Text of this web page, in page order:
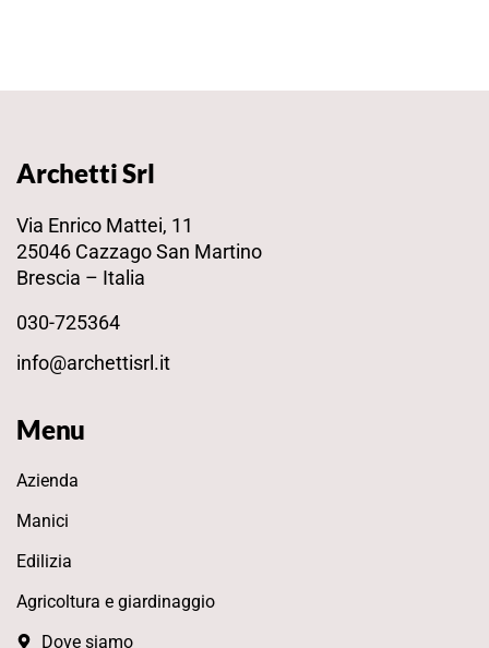
Archetti Srl
Via Enrico Mattei, 11
25046 Cazzago San Martino
Brescia – Italia
030-725364
info@archettisrl.it
Menu
Azienda
Manici
Edilizia
Agricoltura e giardinaggio
Dove siamo